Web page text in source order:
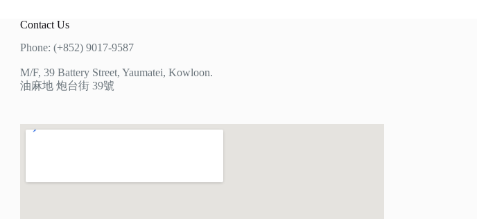
Contact Us
Phone: (+852) 9017-9587
M/F, 39 Battery Street, Yaumatei, Kowloon.
油麻地 炮台街 39號